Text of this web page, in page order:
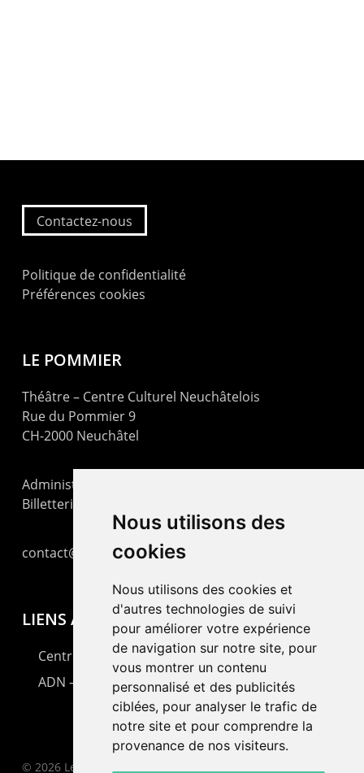
Nous utilisons des
cookies
Nous utilisons des cookies et
d'autres technologies de suivi
pour améliorer votre expérience
de navigation sur notre site, pour
vous montrer un contenu
personnalisé et des publicités
ciblées, pour analyser le trafic de
notre site et pour comprendre la
provenance de nos visiteurs.
Contactez-nous
Politique de confidentialité
Préférences cookies
LE POMMIER
Théâtre – Centre Culturel Neuchâtelois
Rue du Pommier 9
CH-2000 Neuchâtel
Administration : +41 32 725 03 03
Billetterie : +41 32 725 05 05
contact@lepommier.ch
LIENS AMIS
Centre de culture ABC
ADN – Association Danse Neuchâtel
© 2026 Le Pommier.